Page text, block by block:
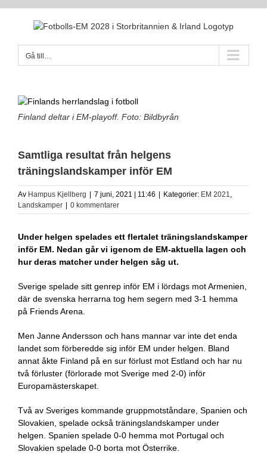
Gå till…
Finland deltar i EM-playoff. Foto: Bildbyrån
Samtliga resultat från helgens
träningslandskamper inför EM
Av Hampus Kjellberg 7 juni, 2021 | 11:46 Kategorier: EM 2021,
Landskamper
0 kommentarer
Under helgen spelades ett flertalet träningslandskamper
inför EM. Nedan går vi igenom de EM-aktuella lagen och
hur deras matcher under helgen såg ut.
Sverige spelade sitt genrep inför EM i lördags mot Armenien,
där de svenska herrarna tog hem segern med 3-1 hemma
på Friends Arena.
Men Janne Andersson och hans mannar var inte det enda
landet som förberedde sig inför EM under helgen. Bland
annat åkte Finland på en sur förlust mot Estland och har nu
två förluster (förlorade mot Sverige med 2-0) inför
Europamästerskapet.
Två av Sveriges kommande gruppmotståndare, Spanien och
Slovakien, spelade också träningslandskamper under
helgen. Spanien spelade 0-0 hemma mot Portugal och
Slovakien spelade 0-0 borta mot Österrike.